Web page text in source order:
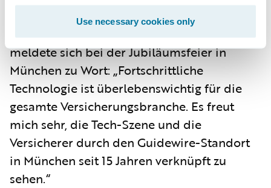
Use necessary cookies only
Guidewire nehmen können."
Armin Barbalata, CDO der IHK München,
meldete sich bei der Jubiläumsfeier in
München zu Wort: „Fortschrittliche
Technologie ist überlebenswichtig für die
gesamte Versicherungsbranche. Es freut
mich sehr, die Tech-Szene und die
Versicherer durch den Guidewire-Standort
in München seit 15 Jahren verknüpft zu
sehen.“